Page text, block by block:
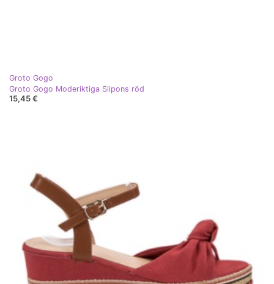
Groto Gogo
Groto Gogo Moderiktiga Slipons röd
15,45 €